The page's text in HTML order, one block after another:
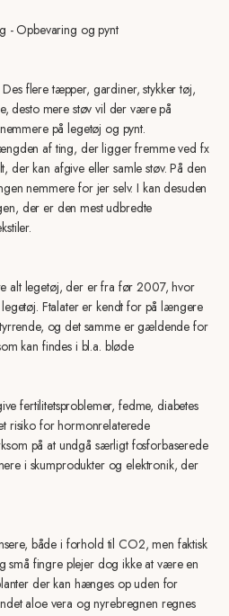
- Opbevaring og pynt
flere tæpper, gardiner, stykker tøj,
desto mere støv vil der være på
på legetøj og pynt.
af ting, der ligger fremme ved fx
der kan afgive eller samle støv. På den
nemmere for jer selv. I kan desuden
der er den mest udbredte
alt legetøj, der er fra før 2007, hvor
Ftalater er kendt for på længere
og det samme er gældende for
kan findes i bl.a. bløde
fertilitetsproblemer, fedme, diabetes
risiko for hormonrelaterede
på at undgå særligt fosforbaserede
i skumprodukter og elektronik, der
både i forhold til CO2, men faktisk
små fingre plejer dog ikke at være en
der kan hænges op uden for
aloe vera og nyrebregnen regnes